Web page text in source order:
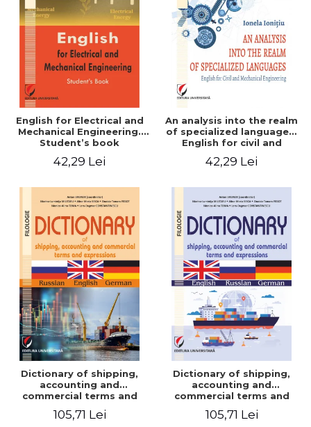
English for Electrical and
Mechanical Engineering.
Student’s book
42,29 Lei
An analysis into the realm
of specialized languages.
English for civil and
42,29 Lei
Dictionary of shipping,
accounting and
commercial terms and
English-German
105,71 Lei
Dictionary of shipping,
accounting and
commercial terms and
Russian – German
105,71 Lei